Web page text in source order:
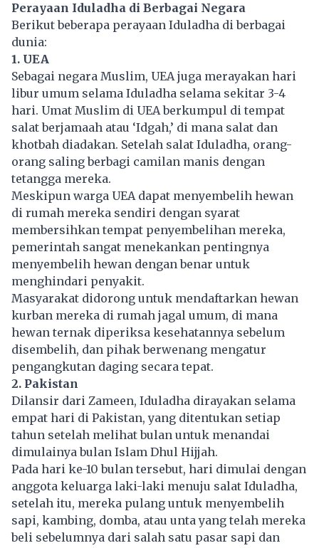
Perayaan Iduladha di Berbagai Negara
Berikut beberapa perayaan Iduladha di berbagai
dunia:
1. UEA
Sebagai negara Muslim, UEA juga merayakan hari
libur umum selama Iduladha selama sekitar 3-4
hari. Umat Muslim di UEA berkumpul di tempat
salat berjamaah atau ‘Idgah,’ di mana salat dan
khotbah diadakan. Setelah salat Iduladha, orang-
orang saling berbagi camilan manis dengan
tetangga mereka.
Meskipun warga UEA dapat menyembelih hewan
di rumah mereka sendiri dengan syarat
membersihkan tempat penyembelihan mereka,
pemerintah sangat menekankan pentingnya
menyembelih hewan dengan benar untuk
menghindari penyakit.
Masyarakat didorong untuk mendaftarkan hewan
kurban mereka di rumah jagal umum, di mana
hewan ternak diperiksa kesehatannya sebelum
disembelih, dan pihak berwenang mengatur
pengangkutan daging secara tepat.
2. Pakistan
Dilansir dari Zameen, Iduladha dirayakan selama
empat hari di Pakistan, yang ditentukan setiap
tahun setelah melihat bulan untuk menandai
dimulainya bulan Islam Dhul Hijjah.
Pada hari ke-10 bulan tersebut, hari dimulai dengan
anggota keluarga laki-laki menuju salat Iduladha,
setelah itu, mereka pulang untuk menyembelih
sapi, kambing, domba, atau unta yang telah mereka
beli sebelumnya dari salah satu pasar sapi dan